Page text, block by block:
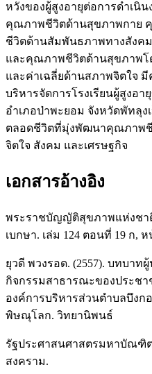
หวังของผู้สูงอายุต่อการดำเนิน
คุณภาพชีวิตด้านสุขภาพกาย
ชีวิตด้านสัมพันธภาพทางสังค
และคุณภาพชีวิตด้านสุขภาพโ
และค่าเฉลี่ยด้านสภาพจิตใจ
บริหารจัดการโรงเรียนผู้สูงอ
อำเภอป่าพะยอม จังหวัดพัทลุง
ตลอดชีวิตที่มุ่งพัฒนาคุณภาพชี
จิตใจ สังคม และเศรษฐกิจ
เอกสารอ้างอิง
พระราชบัญญัติสุขภาพแห่งชาติ
เบกษา. เล่ม 124 ตอนที่ 19 ก, ห
ยุวดี พวงรอด. (2557). บทบา
กิจกรรมสาธารณะของประช
องค์การบริหารส่วนตำบลบึงก
พิษณุโลก. วิทยานิพนธ์
รัฐประศาสนศาสตรมหาบัณฑิ
สงคราม.